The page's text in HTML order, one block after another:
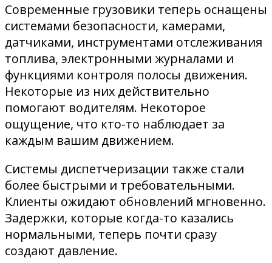
Современные грузовики теперь оснащены
системами безопасности, камерами,
датчиками, инструментами отслеживания
топлива, электронными журналами и
функциями контроля полосы движения.
Некоторые из них действительно
помогают водителям. Некоторое
ощущение, что кто-то наблюдает за
каждым вашим движением.
Системы диспетчеризации также стали
более быстрыми и требовательными.
Клиенты ожидают обновлений мгновенно.
Задержки, которые когда-то казались
нормальными, теперь почти сразу
создают давление.